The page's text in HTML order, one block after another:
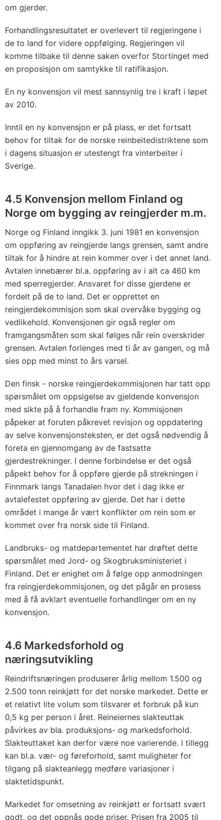
om gjerder.
Forhandlingsresultatet er overlevert til regjeringene i
de to land for videre oppfølging. Regjeringen vil
komme tilbake til denne saken overfor Stortinget med
en proposisjon om samtykke til ratifikasjon.
En ny konvensjon vil mest sannsynlig tre i kraft i løpet
av 2010.
Inntil en ny konvensjon er på plass, er det fortsatt
behov for tiltak for de norske reinbeitedistriktene som
i dagens situasjon er utestengt fra vinterbeiter i
Sverige.
4.5 Konvensjon mellom Finland og
Norge om bygging av reingjerder m.m.
Norge og Finland inngikk 3. juni 1981 en konvensjon
om oppføring av reingjerde langs grensen, samt andre
tiltak for å hindre at rein kommer over i det annet land.
Avtalen innebærer bl.a. oppføring av i alt ca 460 km
med sperregjerder. Ansvaret for disse gjerdene er
fordelt på de to land. Det er opprettet en
reingjerdekommisjon som skal overvåke bygging og
vedlikehold. Konvensjonen gir også regler om
framgangsmåten som skal følges når rein overskrider
grensen. Avtalen forlenges med ti år av gangen, og må
sies opp med minst to års varsel.
Den finsk - norske reingjerdekommisjonen har tatt opp
spørsmålet om oppsigelse av gjeldende konvensjon
med sikte på å forhandle fram ny. Kommisjonen
påpeker at foruten påkrevet revisjon og oppdatering
av selve konvensjonsteksten, er det også nødvendig å
foreta en gjennomgang av de fastsatte
gjerdestrekninger. I denne forbindelse er det også
påpekt behov for å oppføre gjerde på strekningen i
Finnmark langs Tanadalen hvor det i dag ikke er
avtalefestet oppføring av gjerde. Det har i dette
området i mange år vært konflikter om rein som er
kommet over fra norsk side til Finland.
Landbruks- og matdepartementet har drøftet dette
spørsmålet med Jord- og Skogbruksministeriet i
Finland. Det er enighet om å følge opp anmodningen
fra reingjerdekommisjonen, og det pågår en prosess
med å få avklart eventuelle forhandlinger om en ny
konvensjon.
4.6 Markedsforhold og
næringsutvikling
Reindriftsnæringen produserer årlig mellom 1.500 og
2.500 tonn reinkjøtt for det norske markedet. Dette er
et relativt lite volum som tilsvarer et forbruk på kun
0,5 kg per person i året. Reineiernes slakteuttak
påvirkes av bla. produksjons- og markedsforhold.
Slakteuttaket kan derfor være noe varierende. I tillegg
kan bl.a. vær- og føreforhold, samt muligheter for
tilgang på slakteanlegg medføre variasjoner i
slaktetidspunkt.
Markedet for omsetning av reinkjøtt er fortsatt svært
godt, og det oppnås gode priser. Prisen fra 2005 til